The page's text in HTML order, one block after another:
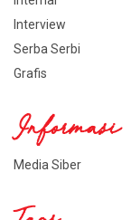
Interview
Serba Serbi
Grafis
Informasi
Media Siber